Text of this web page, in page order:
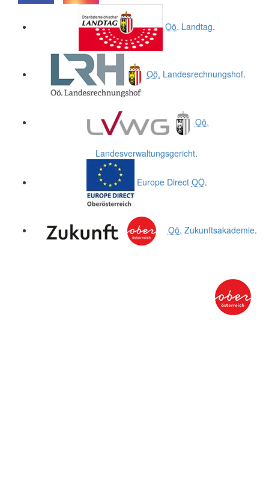
Oö. Landtag.
Oö. Landesrechnungshof.
Oö.
Landesverwaltungsgericht.
Europe Direct OÖ.
Oö. Zukunftsakademie.